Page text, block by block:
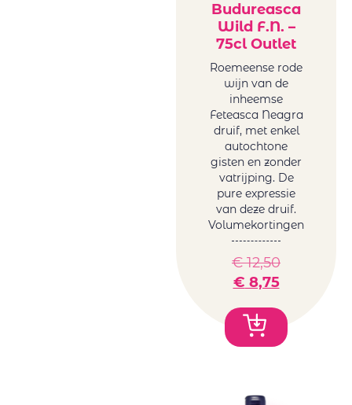
Budureasca
Wild F.N. –
75cl Outlet
Roemeense rode
wijn van de
inheemse
Feteasca Neagra
druif, met enkel
autochtone
gisten en zonder
vatrijping. De
pure expressie
van deze druif.
Volumekortingen
€12,50
€ 8,75